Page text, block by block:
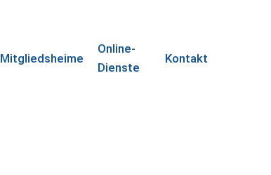
Mitgliedsheime
Online-
Dienste
Kontakt